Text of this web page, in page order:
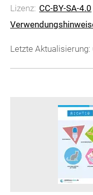
Lizenz: CC-BY-SA-4.0
Letzte Aktualisierung: